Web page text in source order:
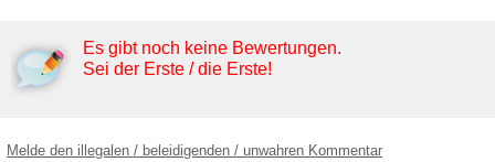
Es gibt noch keine Bewertungen.
Sei der Erste / die Erste!
Melde den illegalen / beleidigenden / unwahren Kommentar